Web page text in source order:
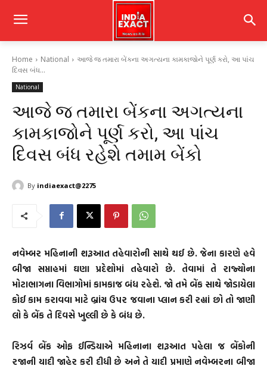
Home National
આજે જ તમારા બેંકના અગત્યના કામકાજોને પૂર્ણ કરો, આ પાંચ
દિવસ બંધ...
National
આજે જ તમારા બેંકના અગત્યના
કામકાજોને પૂર્ણ કરો, આ પાંચ
દિવસ બંધ રહેશે તમામ બેંકો
By indiaexact@2275
નવેમ્બર મહિનાની શરૂઆત તહેવારોની સાથે થઈ છે. જેના કારણે હવે
બીજા સપ્તાહમાં ઘણા પ્રદેશોમાં તહેવારો છે. તેવામાં તે રાજ્યોના
મોટાભાગના વિભાગોમાં કામકાજ બંધ રહેશે. જો તમે બેંક સાથે જોડાયેલા
કોઈ કામ કરાવવા માટે બ્રાંચ ઉપર જવાના પ્લાન કરી રહ્યાં છો તો જાણી
લો કે બેંક તે દિવસે ખુલ્લી છે કે બંધ છે.
રિઝર્વ બેંક ઓફ ઈન્ડિયાએ મહિનાના શરૂઆત પહેલા જ બેંકોની
રજાની યાદી જાહેર કરી દીધી છે અને તે યાદી પ્રમાણે નવેમ્બરના બીજા